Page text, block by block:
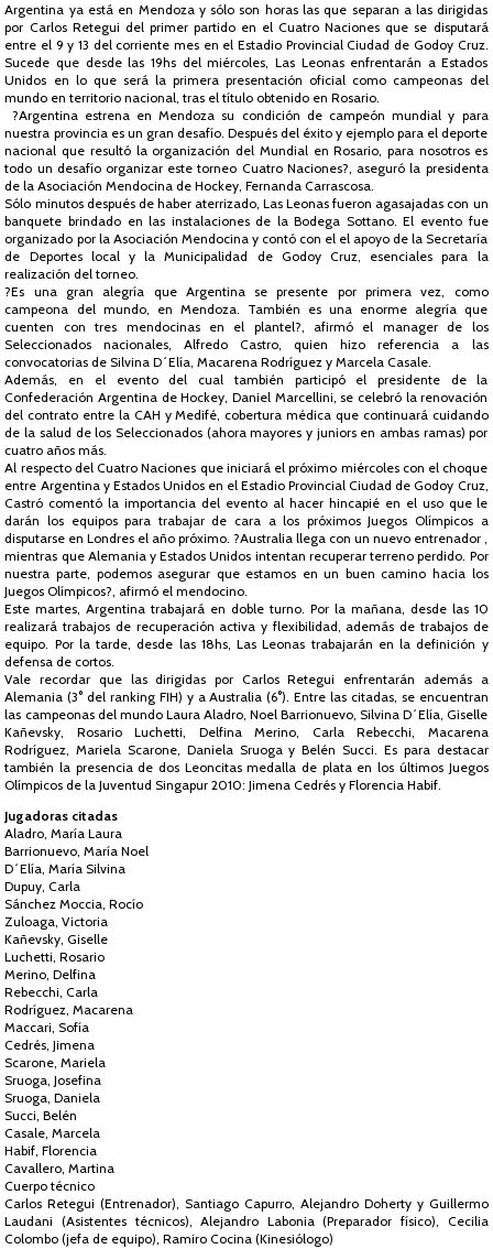
Argentina ya está en Mendoza y sólo son horas las que separan a las dirigidas
por Carlos Retegui del primer partido en el Cuatro Naciones que se disputará
entre el 9 y 13 del corriente mes en el Estadio Provincial Ciudad de Godoy Cruz.
Sucede que desde las 19hs del miércoles, Las Leonas enfrentarán a Estados
Unidos en lo que será la primera presentación oficial como campeonas del
mundo en territorio nacional, tras el título obtenido en Rosario.
?Argentina estrena en Mendoza su condición de campeón mundial y para
nuestra provincia es un gran desafío. Después del éxito y ejemplo para el deporte
nacional que resultó la organización del Mundial en Rosario, para nosotros es
todo un desafío organizar este torneo Cuatro Naciones?, aseguró la presidenta
de la Asociación Mendocina de Hockey, Fernanda Carrascosa.
Sólo minutos después de haber aterrizado, Las Leonas fueron agasajadas con un
banquete brindado en las instalaciones de la Bodega Sottano. El evento fue
organizado por la Asociación Mendocina y contó con el el apoyo de la Secretaría
de Deportes local y la Municipalidad de Godoy Cruz, esenciales para la
realización del torneo.
?Es una gran alegría que Argentina se presente por primera vez, como
campeona del mundo, en Mendoza. También es una enorme alegría que
cuenten con tres mendocinas en el plantel?, afirmó el manager de los
Seleccionados nacionales, Alfredo Castro, quien hizo referencia a las
convocatorias de Silvina D´Elía, Macarena Rodríguez y Marcela Casale.
Además, en el evento del cual también participó el presidente de la
Confederación Argentina de Hockey, Daniel Marcellini, se celebró la renovación
del contrato entre la CAH y Medifé, cobertura médica que continuará cuidando
de la salud de los Seleccionados (ahora mayores y juniors en ambas ramas) por
cuatro años más.
Al respecto del Cuatro Naciones que iniciará el próximo miércoles con el choque
entre Argentina y Estados Unidos en el Estadio Provincial Ciudad de Godoy Cruz,
Castró comentó la importancia del evento al hacer hincapié en el uso que le
darán los equipos para trabajar de cara a los próximos Juegos Olímpicos a
disputarse en Londres el año próximo. ?Australia llega con un nuevo entrenador ,
mientras que Alemania y Estados Unidos intentan recuperar terreno perdido. Por
nuestra parte, podemos asegurar que estamos en un buen camino hacia los
Juegos Olímpicos?, afirmó el mendocino.
Este martes, Argentina trabajará en doble turno. Por la mañana, desde las 10
realizará trabajos de recuperación activa y flexibilidad, además de trabajos de
equipo. Por la tarde, desde las 18hs, Las Leonas trabajarán en la definición y
defensa de cortos.
Vale recordar que las dirigidas por Carlos Retegui enfrentarán además a
Alemania (3° del ranking FIH) y a Australia (6°). Entre las citadas, se encuentran
las campeonas del mundo Laura Aladro, Noel Barrionuevo, Silvina D´Elía, Giselle
Kañevsky, Rosario Luchetti, Delfina Merino, Carla Rebecchi, Macarena
Rodríguez, Mariela Scarone, Daniela Sruoga y Belén Succi. Es para destacar
también la presencia de dos Leoncitas medalla de plata en los últimos Juegos
Olímpicos de la Juventud Singapur 2010: Jimena Cedrés y Florencia Habif.
Jugadoras citadas
Aladro, María Laura
Barrionuevo, María Noel
D´Elía, María Silvina
Dupuy, Carla
Sánchez Moccia, Rocío
Zuloaga, Victoria
Kañevsky, Giselle
Luchetti, Rosario
Merino, Delfina
Rebecchi, Carla
Rodríguez, Macarena
Maccari, Sofía
Cedrés, Jimena
Scarone, Mariela
Sruoga, Josefina
Sruoga, Daniela
Succi, Belén
Casale, Marcela
Habif, Florencia
Cavallero, Martina
Cuerpo técnico
Carlos Retegui (Entrenador), Santiago Capurro, Alejandro Doherty y Guillermo
Laudani (Asistentes técnicos), Alejandro Labonia (Preparador físico), Cecilia
Colombo (jefa de equipo), Ramiro Cocina (Kinesiólogo)